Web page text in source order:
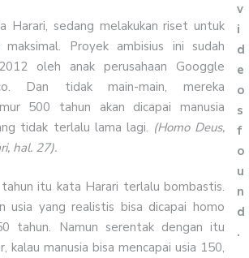
Harari, sedang melakukan riset untuk
maksimal. Proyek ambisius ini sudah
oleh anak perusahaan Googgle
Dan tidak main-main, mereka
500 tahun akan dicapai manusia
tidak terlalu lama lagi. (Homo Deus,
hal. 27).
itu kata Harari terlalu bombastis.
usia yang realistis bisa dicapai homo
tahun. Namun serentak dengan itu
kalau manusia bisa mencapai usia 150,
v
i
d
e
o
s
f
o
u
n
d
.